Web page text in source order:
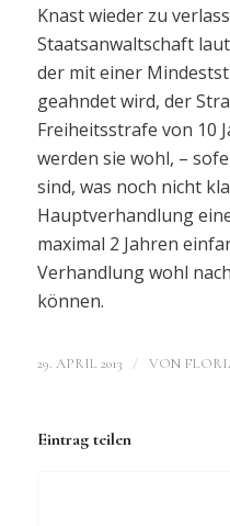
Knast wieder zu
Staatsanwaltschaft
der mit einer
geahndet wird, der
Freiheitsstrafe von 10
werden sie wohl, –
sind, was noch nicht
Hauptverhandlung
maximal 2 Jahren
Verhandlung wohl
können.
29. APRIL 2013 / VON
Eintrag teilen